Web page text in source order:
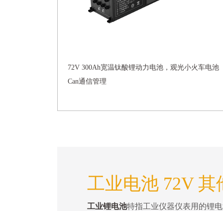
72V 300Ah宽温钛酸锂动力电池，观光小火车电池
Can通信管理
工业电池 72V 其
工业锂电池特指工业仪器仪表用的锂